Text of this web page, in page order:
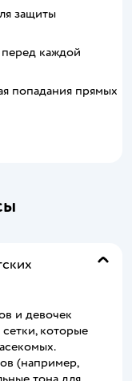
защиты
каждой
попадания прямых
и девочек
которые
(например,